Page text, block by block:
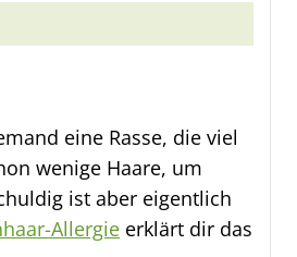
eine Rasse, die viel
wenige Haare, um
ist aber eigentlich
Allergie erklärt dir das